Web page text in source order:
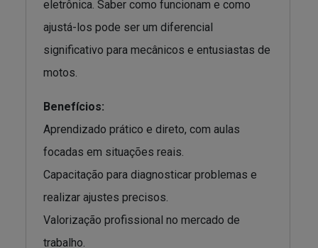
eletrônica. Saber como funcionam e como
ajustá-los pode ser um diferencial
significativo para mecânicos e entusiastas de
motos.
Benefícios:
Aprendizado prático e direto, com aulas
focadas em situações reais.
Capacitação para diagnosticar problemas e
realizar ajustes precisos.
Valorização profissional no mercado de
trabalho.